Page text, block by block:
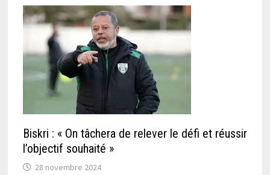
Biskri : « On tâchera de relever le défi et réussir
l’objectif souhaité »
28 novembre 2024